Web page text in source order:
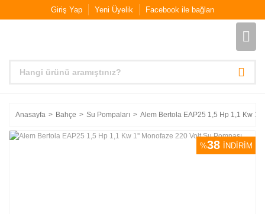
Giriş Yap Yeni Üyelik Facebook ile bağlan
Anasayfa Bahçe Su Pompaları Alem Bertola EAP25 1,5 Hp 1,1 Kw 1''
%38 İNDİRİM